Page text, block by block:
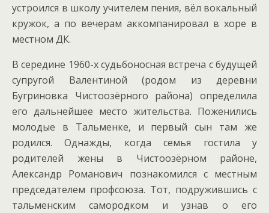
устроился в школу учителем пения, вёл вокальный
кружок, а по вечерам аккомпанировал в хоре в
местном ДК.
В середине 1960-х судьбоносная встреча с будущей
супругой Валентиной (родом из деревни
Бугриновка Чистоозёрного района) определила
его дальнейшее место жительства. Поженились
молодые в Тальменке, и первый сын там же
родился. Однажды, когда семья гостила у
родителей жены в Чистоозёрном районе,
Александр Романович познакомился с местным
председателем профсоюза. Тот, подружившись с
тальменским самородком и узнав о его